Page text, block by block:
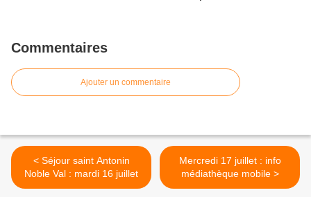
Commentaires
Ajouter un commentaire
< Séjour saint Antonin
Noble Val : mardi 16 juillet
Mercredi 17 juillet : info
médiathèque mobile >